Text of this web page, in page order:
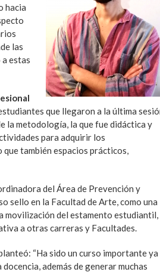
hacia
las
estas
que llegaron a la última
la metodología, la que fue didáctica y
para adquirir los
también espacios prácticos,
del Área de Prevención y
sello en la Facultad de Arte, como una
movilización del estamento estudiantil,
a otras carreras y Facultades.
“Ha sido un curso importante ya
además de generar muchas